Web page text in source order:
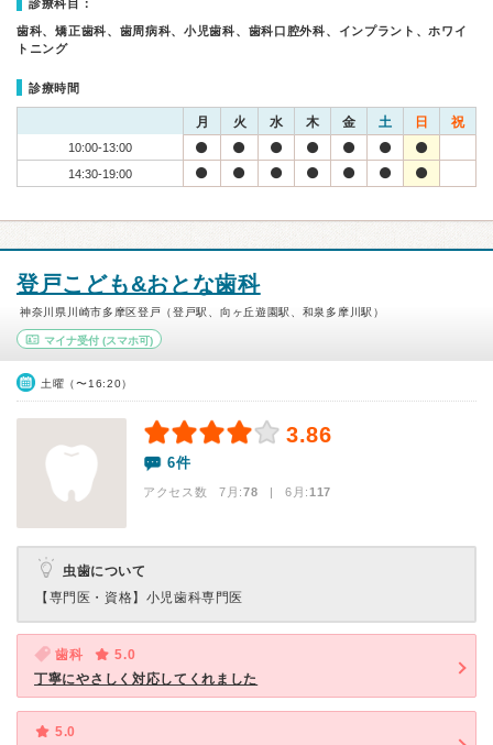
診療科目：
歯科、矯正歯科、歯周病科、小児歯科、歯科口腔外科、インプラント、ホワイ
トニング
診療時間
月 火 水 木 金 土 日 祝
10:00-13:00
14:30-19:00
登戸こども&おとな歯科
神奈川県川崎市多摩区登戸（登戸駅、向ヶ丘遊園駅、和泉多摩川駅）
マイナ受付 (スマホ可)
土曜（〜16:20）
3.86
6件
アクセス数 7月:78 | 6月:117
虫歯について
【専門医・資格】 小児歯科専門医
歯科
5.0
丁寧にやさしく対応してくれました
5.0